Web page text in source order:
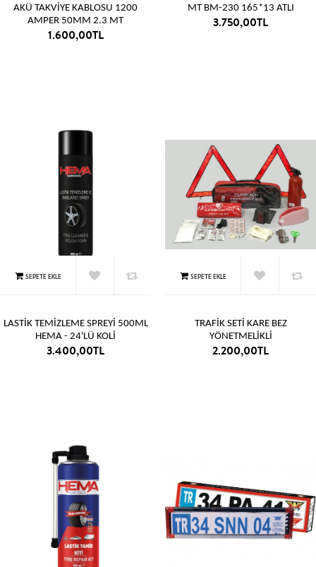
AKÜ TAKVİYE KABLOSU 1200
AMPER 50MM 2.3 MT
1.600,00TL
MT BM-230 165*13 ATLI
3.750,00TL
LASTİK TEMİZLEME SPREYİ 500ML
HEMA - 24'LÜ KOLİ
3.400,00TL
TRAFİK SETİ KARE BEZ
YÖNETMELİKLİ
2.200,00TL